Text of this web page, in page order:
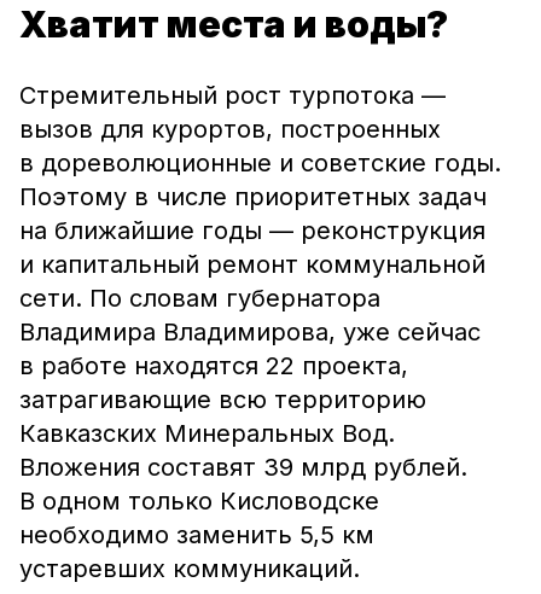
Хватит места и воды?
Стремительный рост турпотока —
вызов для курортов, построенных
в дореволюционные и советские годы.
Поэтому в числе приоритетных задач
на ближайшие годы — реконструкция
и капитальный ремонт коммунальной
сети. По словам губернатора
Владимира Владимирова, уже сейчас
в работе находятся 22 проекта,
затрагивающие всю территорию
Кавказских Минеральных Вод.
Вложения составят 39 млрд рублей.
В одном только Кисловодске
необходимо заменить 5,5 км
устаревших коммуникаций.